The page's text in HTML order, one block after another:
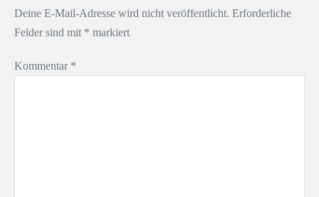
Deine E-Mail-Adresse wird nicht veröffentlicht. Erforderliche
Felder sind mit * markiert
Kommentar *